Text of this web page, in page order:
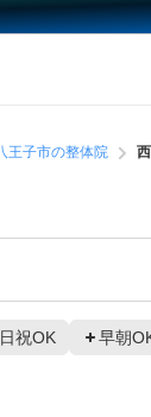
王子市の整体院
日祝OK 早朝